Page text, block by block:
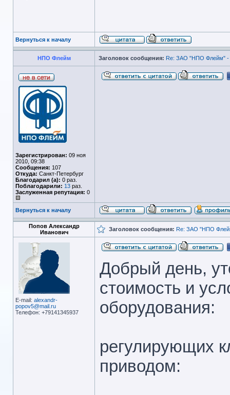
Вернуться к началу
НПО Флейм Заголовок сообщения: Re: ЗАО "НПО Флейм" -
Зарегистрирован: 09 ноя
2010, 09:38
Сообщения: 107
Откуда: Санкт-Петербург
Благодарил (а): 0 раз.
Поблагодарили: 13 раз.
Заслуженная репутация: 0
Вернуться к началу
Попов Александр
Иванович
Заголовок сообщения: Re: ЗАО "НПО
E-mail: alexandr-
popov5@mail.ru
Телефон: +79141345937
Добрый день,
стоимость и
оборудования:
регулирующих
приводом: